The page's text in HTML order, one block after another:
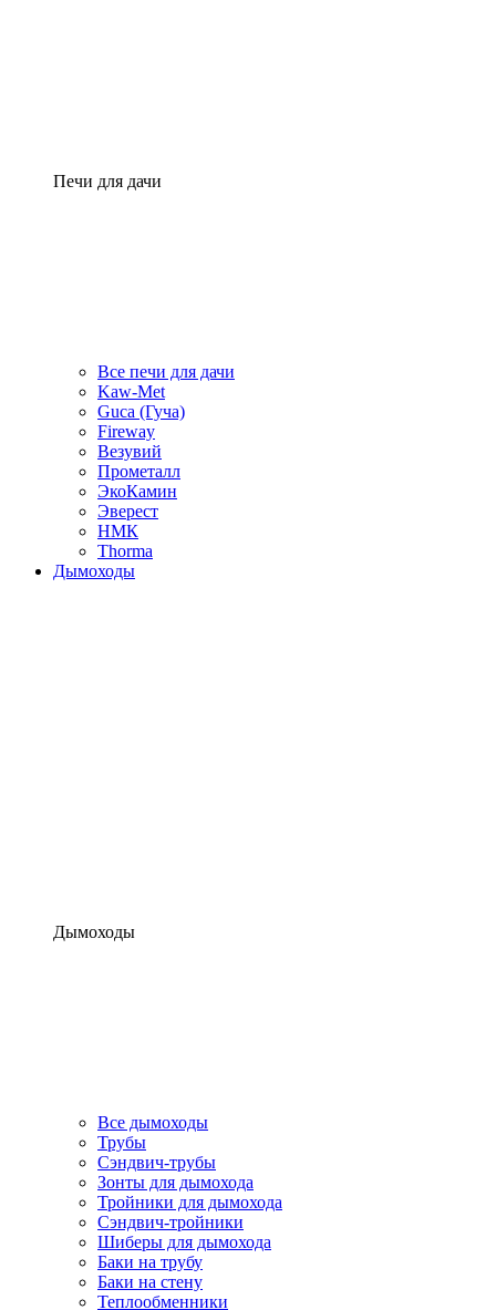
Печи для дачи
Все печи для дачи
Kaw-Met
Guca (Гуча)
Fireway
Везувий
Прометалл
ЭкоКамин
Эверест
НМК
Thorma
Дымоходы
Дымоходы
Все дымоходы
Трубы
Сэндвич-трубы
Зонты для дымохода
Тройники для дымохода
Сэндвич-тройники
Шиберы для дымохода
Баки на трубу
Баки на стену
Теплообменники